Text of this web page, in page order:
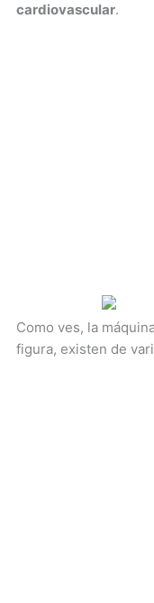
cardiovascular.
Como ves, la
figura, existen de